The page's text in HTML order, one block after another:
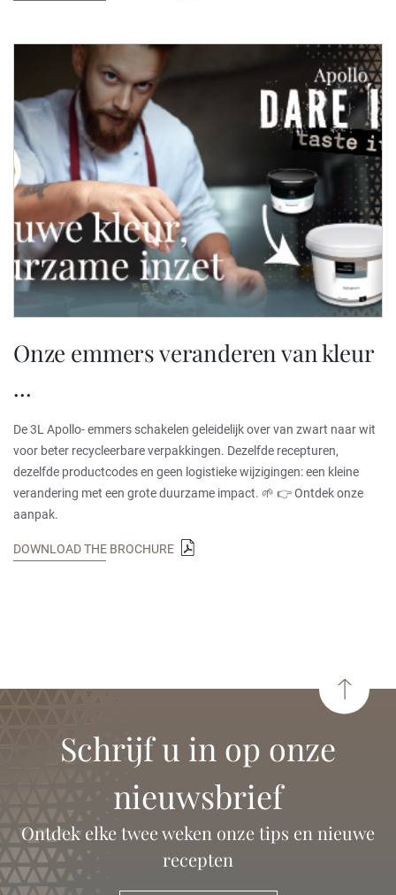
Onze emmers veranderen van kleur
...
De 3L Apollo- emmers schakelen geleidelijk over van zwart naar wit
voor beter recycleerbare verpakkingen. Dezelfde recepturen,
dezelfde productcodes en geen logistieke wijzigingen: een kleine
verandering met een grote duurzame impact. 🌱 👉 Ontdek onze
aanpak.
DOWNLOAD THE BROCHURE
Schrijf u in op onze
nieuwsbrief
Ontdek elke twee weken onze tips en nieuwe
recepten